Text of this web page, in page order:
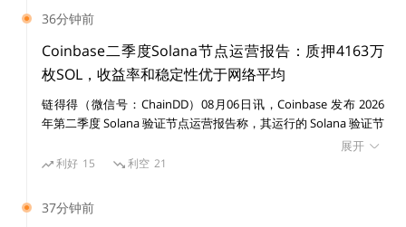
集中布局下行保护或看跌头寸。 此前消息，昨日美股收盘，SPCX
收盘价为 108.27 美元，跌幅超 13%。
36分钟前
Coinbase二季度Solana节点运营报告：质押4163万
枚SOL，收益率和稳定性优于网络平均
链得得（微信号：ChainDD）08月06日讯，Coinbase 发布 2026
年第二季度 Solana 验证节点运营报告称，其运行的 Solana 验证节
点在收益率、稳定性和基础设施分布方面均优于网络平均水平。数
据显示，Coinbase 目前通过 23 个验证节点质押约 4163 万枚
括美国、英国、德国、日本、新加坡等地区。核心运营数据如下：
质押规模：4163 万 SOL，占全网质押量 9.72%； 质押收益率：Q2
展开
利好 15 利空 21
37分钟前